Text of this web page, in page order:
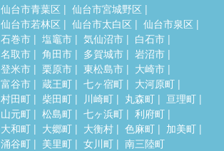
仙台市青葉区
仙台市宮城野区
仙台市若林区
仙台市太白区
仙台市泉区
石巻市
塩竈市 気仙沼市
白石市
名取市
角田市 多賀城市
岩沼市
登米市
栗原市 東松島市
大崎市
富谷市
蔵王町 七ヶ宿町
大河原町
村田町
柴田町 川崎町 丸森町
亘理町
山元町
松島町 七ヶ浜町
利府町
大和町
大郷町 大衡村 色麻町
加美町
涌谷町
美里町 女川町 南三陸町